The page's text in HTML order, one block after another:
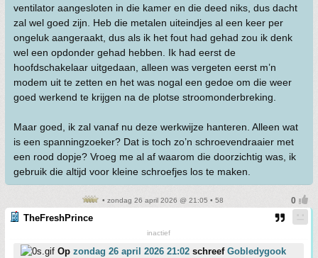
ventilator aangesloten in die kamer en die deed niks, dus dacht
zal wel goed zijn. Heb die metalen uiteindjes al een keer per
ongeluk aangeraakt, dus als ik het fout had gehad zou ik denk
wel een opdonder gehad hebben. Ik had eerst de
hoofdschakelaar uitgedaan, alleen was vergeten eerst m’n
modem uit te zetten en het was nogal een gedoe om die weer
goed werkend te krijgen na de plotse stroomonderbreking.
Maar goed, ik zal vanaf nu deze werkwijze hanteren. Alleen wat
is een spanningzoeker? Dat is toch zo’n schroevendraaier met
een rood dopje? Vroeg me al af waarom die doorzichtig was, ik
gebruik die altijd voor kleine schroefjes los te maken.
• zondag 26 april 2026 @ 21:05 • 58
TheFreshPrince
inactief
Op zondag 26 april 2026 21:02 schreef Gobledygook